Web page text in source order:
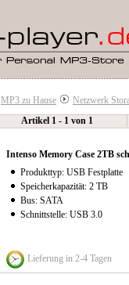
MP3 zu Hause
Netzwerk
Artikel 1 - 1 von 1
Intenso Memory Case 2TB
Produkttyp: USB Festplatte
Speicherkapazität: 2 TB
Bus: SATA
Schnittstelle: USB 3.0
Lieferung in 2-4 Tagen